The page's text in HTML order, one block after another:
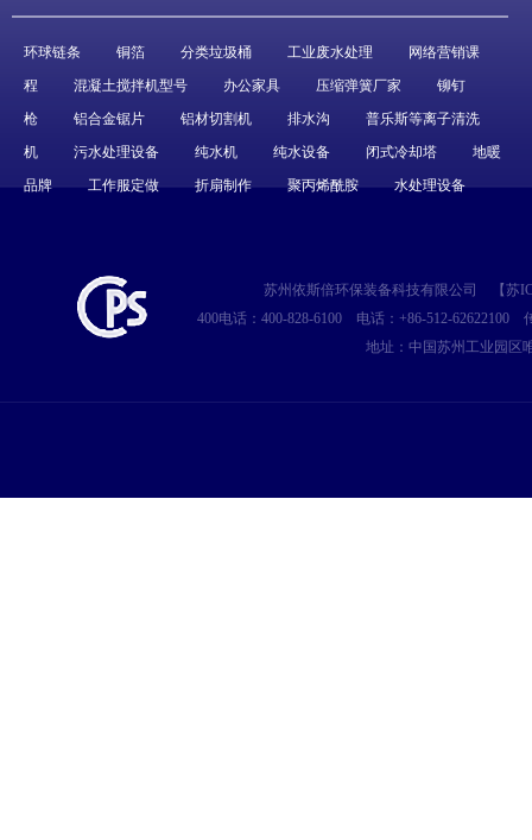
环球链条 铜箔 分类垃圾桶 工业废水处理
网络营销课
程
混凝土搅拌机型号 办公家具 压缩弹簧厂家
铆钉
枪
铝合金锯片 铝材切割机 排水沟
普乐斯等离子清洗
机
污水处理设备 纯水机 纯水设备 闭式冷却塔
地暖
品牌
工作服定做 折扇制作 聚丙烯酰胺 水处理设备
苏州依斯倍环保装备科技有限公司 【苏
400电话：400-828-6100
电话：+86-512-62622100
地址：中国苏州工业园区